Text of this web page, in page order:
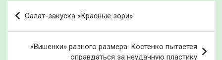
Навигация
по
записям
Салат-закуска «Красные зори»
«Вишенки» разного размера: Костенко пытается
оправдаться за неудачную пластику